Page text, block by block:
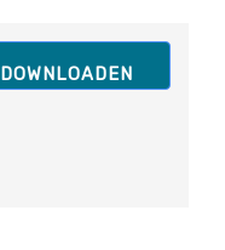
DOWNLOADEN